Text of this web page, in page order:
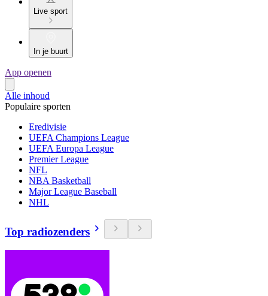
Live sport
In je buurt
App openen
Alle inhoud
Populaire sporten
Eredivisie
UEFA Champions League
UEFA Europa League
Premier League
NFL
NBA Basketball
Major League Baseball
NHL
Top radiozenders